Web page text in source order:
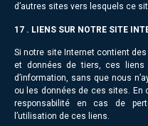
d’autres sites vers lesquels ce
17 . LIENS SUR NOTRE SITE
Si notre site Internet contient
et données de tiers, ces liens
d’information, sans que nous
ou les données de ces sites. En
responsabilité en cas de
l’utilisation de ces liens.